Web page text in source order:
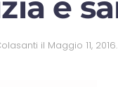
il Maggio 11, 2016